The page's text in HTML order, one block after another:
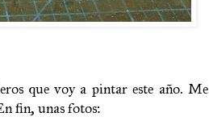
que voy a pintar este año.
fin, unas fotos: